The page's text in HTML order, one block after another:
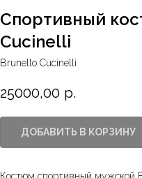
Спортивный
Cucinelli
Brunello Cucinelli
25000,00 р.
ДОБАВИТЬ В КОРЗИНУ